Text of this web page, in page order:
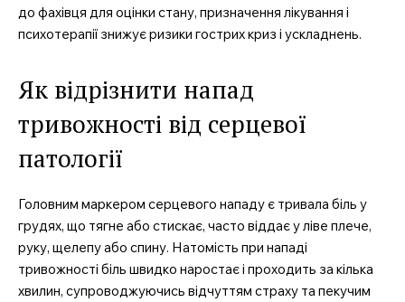
до фахівця для оцінки стану, призначення лікування і
психотерапії знижує ризики гострих криз і ускладнень.
Як відрізнити напад
тривожності від серцевої
патології
Головним маркером серцевого нападу є тривала біль у
грудях, що тягне або стискає, часто віддає у ліве плече,
руку, щелепу або спину. Натомість при нападі
тривожності біль швидко наростає і проходить за кілька
хвилин, супроводжуючись відчуттям страху та пекучим